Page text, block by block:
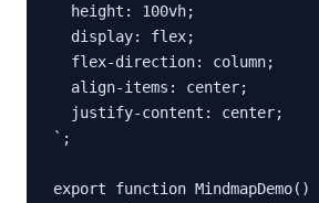
  height: 100vh;
  display: flex;
  flex-direction: column;
  align-items: center;
  justify-content: center;
`;
export function MindmapDemo()